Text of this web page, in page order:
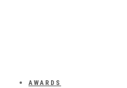
AWARDS